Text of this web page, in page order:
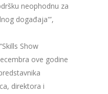
neophodnu za
događaja'”,
Show
ove godine
direktora i